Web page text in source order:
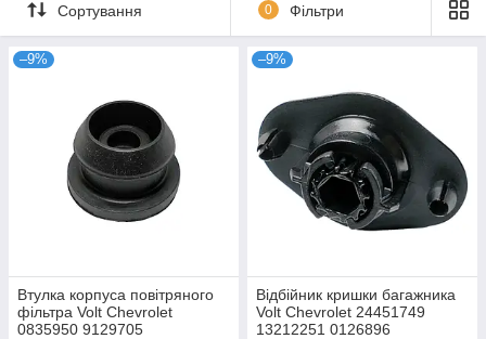
Сортування 0 Фільтри
–9%
Втулка корпуса повітряного
фільтра Volt Chevrolet
0835950 9129705
–9%
Відбійник кришки багажника
Volt Chevrolet 24451749
13212251 0126896